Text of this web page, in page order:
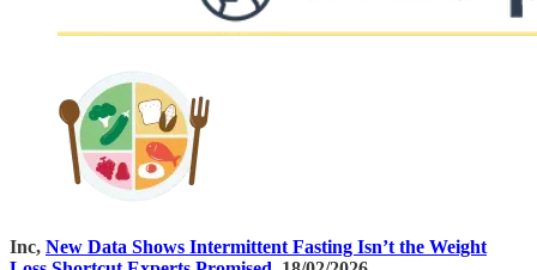
Inc, New Data Shows Intermittent Fasting Isn’t the Weight